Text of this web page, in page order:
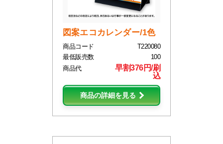
図案エコカレンダー/1色
商品コード
T220080
最低販売数
100
商品代
早割376円/刷
込
商品の詳細を見る